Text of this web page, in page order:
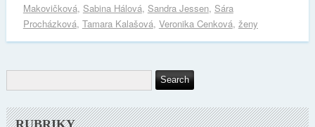
Makovičková, Sabina Hálová, Sandra Jessen, Sára
Procházková, Tamara Kalašová, Veronika Cenková, ženy
RUBRIKY